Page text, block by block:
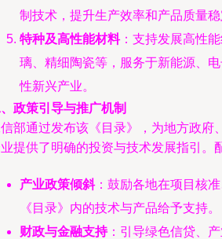
制技术，提升生产效率和产品质量稳
特种及高性能材料：支持发展高性
璃、精细陶瓷等，服务于新能源、
性新兴产业。
政策引导与推广机制
部通过发布该《目录》，为地方政府
提供了明确的投资与技术发展指引。
产业政策倾斜：鼓励各地在项目核
《目录》内的技术与产品给予支持。
财政与金融支持：引导绿色信贷、